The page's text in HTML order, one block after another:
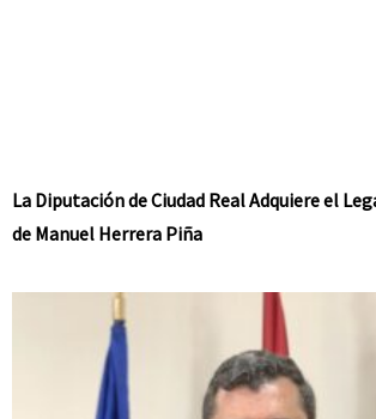
La Diputación de Ciudad Real Adquiere el
de Manuel Herrera Piña